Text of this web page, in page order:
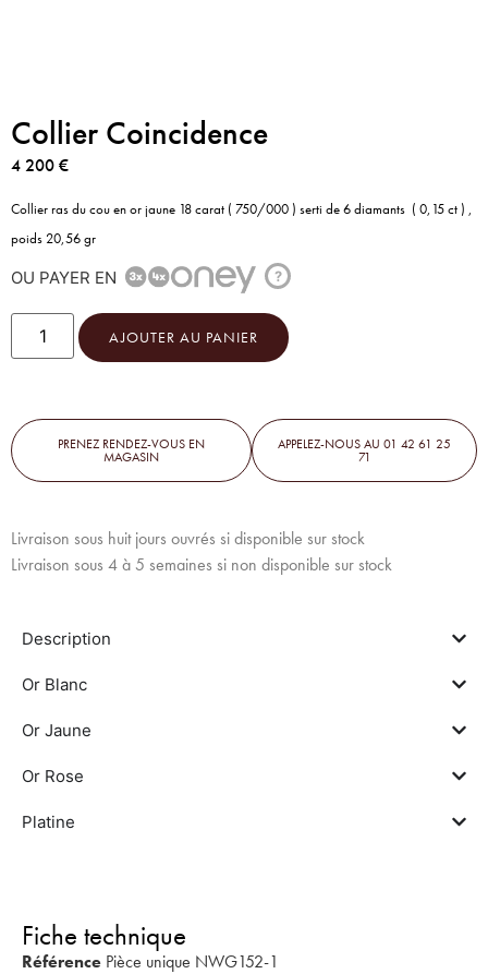
Collier Coincidence
4 200€
Collier ras du cou en or jaune 18 carat ( 750/000 ) serti de 6 diamants ( 0,15 ct ) ,
poids 20,56 gr
OU PAYER EN ?
AJOUTER AU PANIER
PRENEZ RENDEZ-VOUS EN
MAGASIN
APPELEZ-NOUS AU 01 42 61 25
71
Livraison sous huit jours ouvrés si disponible sur stock
Livraison sous 4 à 5 semaines si non disponible sur stock
Description
Or Blanc
Or Jaune
Or Rose
Platine
Fiche technique
Référence Pièce unique NWG152-1